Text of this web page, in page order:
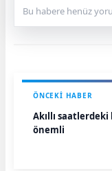
Bu habere henüz
ÖNCEKI HABER
Akıllı saatlerdeki
önemli